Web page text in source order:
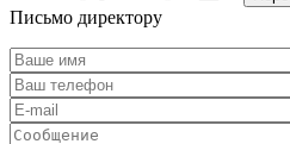
Письмо директору